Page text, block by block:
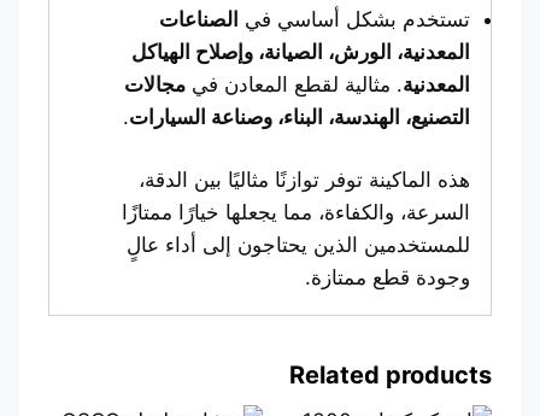
تستخدم بشكل أساسي في الصناعات
المعدنية، الورش، الصيانة، وإصلاح الهياكل
المعدنية. مثالية لقطع المعادن في مجالات
التصنيع، الهندسة، البناء، وصناعة السيارات.
هذه الماكينة توفر توازنًا مثاليًا بين الدقة،
السرعة، والكفاءة، مما يجعلها خيارًا ممتازًا
للمستخدمين الذين يحتاجون إلى أداء عالٍ
وجودة قطع ممتازة.
Related products